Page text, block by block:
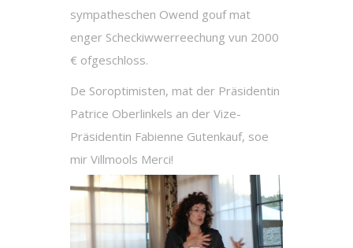
sympatheschen Owend gouf mat
enger Scheckiwwerreechung vun 2000
€ ofgeschloss.
De Soroptimisten, mat der Präsidentin
Patrice Oberlinkels an der Vize-
Präsidentin Fabienne Gutenkauf, soe
mir Villmools Merci!